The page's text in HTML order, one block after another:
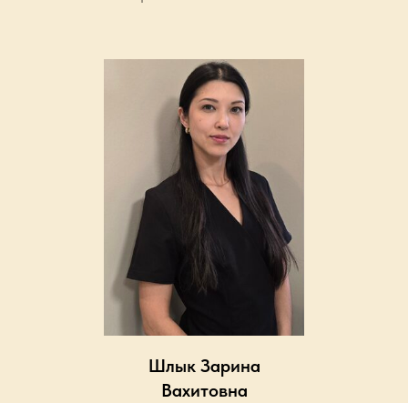
Шлык Зарина
Вахитовна